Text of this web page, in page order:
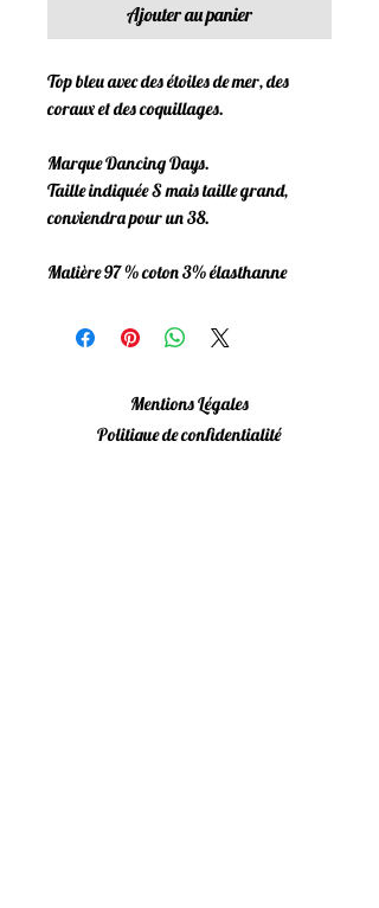
Ajouter au panier
Top bleu avec des étoiles de mer, des
coraux et des coquillages.
Marque Dancing Days.
Taille indiquée S mais taille grand,
conviendra pour un 38.
Matière 97 % coton 3% élasthanne
Mentions Légales
Politique de confidentialité